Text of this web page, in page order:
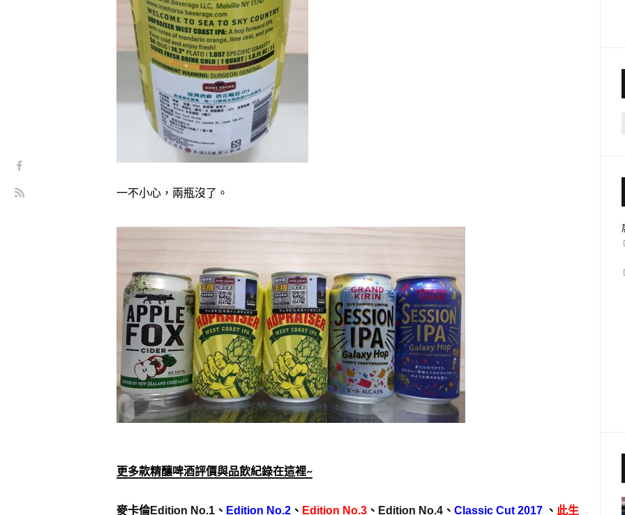
一不小心，兩瓶沒了。
更多款精釀啤酒評價與品飲紀錄在這裡~
麥卡倫Edition No.1 、 Edition No.2 、 Edition No.3 、 Edition No.4 、 Classic Cut 2017 、 此生